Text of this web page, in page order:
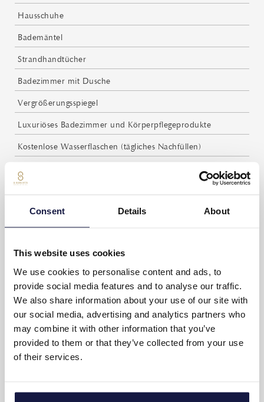
Consent Details About
This website uses cookies
We use cookies to personalise content and ads, to
provide social media features and to analyse our traffic.
We also share information about your use of our site with
our social media, advertising and analytics partners who
may combine it with other information that you’ve
provided to them or that they’ve collected from your use
of their services.
Hausschuhe
Bademäntel
Strandhandtücher
Badezimmer mit Dusche
Vergrößerungsspiegel
Luxuriöses Badezimmer und Körperpflegeprodukte
Kostenlose Wasserflaschen (tägliches Nachfüllen)
Privater Balkon mit Möbeln
Waage
Schreibtisch
Nicht-Raucher-Zimmer
SUITE-LAYOUT
Bis zu 3 Erwachsene oder 2 Erwachsene + 1 Kind